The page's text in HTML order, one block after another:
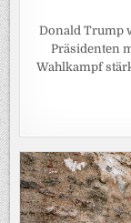
Donald Trump
Präsidenten
Wahlkampf